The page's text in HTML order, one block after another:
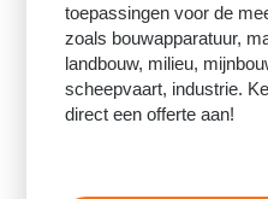
toepassingen voor de
zoals bouwapparatuur,
landbouw, milieu,
scheepvaart, industrie.
direct een offerte aan!